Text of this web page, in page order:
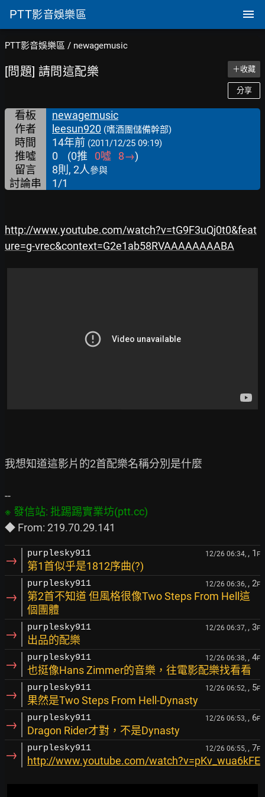
PTT影音娛樂區
PTT影音娛樂區 / newagemusic
[問題] 請問這配樂 ＋收藏
分享
看板
newagemusic
作者
leesun920 (嗜酒團儲備幹部)
時間 14年前 (2011/12/25 09:19)
推噓 0 (0推 0噓 8→)
留言
8則, 2人參與
討論串 1/1
http://www.youtube.com/watch?v=tG9F3uQj0t0&feat
ure=g-vrec&context=G2e1ab58RVAAAAAAAABA
我想知道這影片的2首配樂名稱分別是什麼
→ purplesky911 12/26 06:34, , 1 F
第1首似乎是1812序曲(?)
→
purplesky911 12/26 06:36, , 2F
第2首不知道 但風格很像Two Steps From Hell這
個團體
→ purplesky911 12/26 06:37, , 3F
出品的配樂
→ purplesky911 12/26 06:38, , 4F
也挺像Hans Zimmer的音樂，往電影配樂找看看
→ purplesky911 12/26 06:52, , 5F
果然是Two Steps From Hell-Dynasty
→ purplesky911 12/26 06:53, , 6F
Dragon Rider才對，不是Dynasty
→ purplesky911 12/26 06:55, , 7F
http://www.youtube.com/watch?v=pKv_wua6kFE